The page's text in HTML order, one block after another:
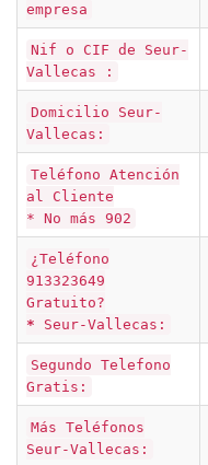
empresa
Nif o CIF de Seur-
Vallecas :
Domicilio Seur-
Vallecas:
Teléfono Atención
al Cliente
* No más 902
¿Teléfono
913323649
Gratuito?
* Seur-Vallecas:
Segundo Telefono
Gratis:
Más Teléfonos
Seur-Vallecas: